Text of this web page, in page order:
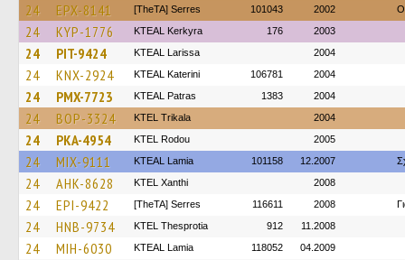
24 EPX-8141 [TheTA] Serres 101043 2002
24 KYP-1776 KTEAL Kerkyra 176 2003
24 PIT-9424 KTEAL Larissa 2004
24 KNX-2924 KTEAL Katerini 106781 2004
24 PMX-7723 KTEAL Patras 1383 2004
24 BOP-3324 ΚΤΕL Τrikala 2004
24 PKA-4954 ΚΤΕL Rodou 2005
24 MIX-9111 KTEAL Lamia 101158 12.2007
24 AHK-8628 KTEL Xanthi 2008
24 EPI-9422 [TheTA] Serres 116611 2008
24 HNB-9734 KTEL Thesprotia 912 11.2008
24 MIH-6030 KTEAL Lamia 118052 04.2009